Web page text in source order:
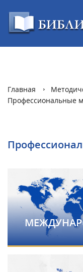
Главная
Профессиональные